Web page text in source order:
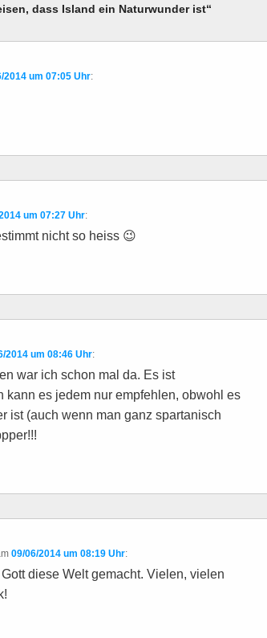
dass Island ein Naturwunder ist“
2014 um 07:05 Uhr:
um 07:27 Uhr:
nicht so heiss 😉
2014 um 08:46 Uhr:
war ich schon mal da. Es ist
kann es jedem nur empfehlen, obwohl es
ist (auch wenn man ganz spartanisch
09/06/2014 um 08:19 Uhr:
diese Welt gemacht. Vielen, vielen